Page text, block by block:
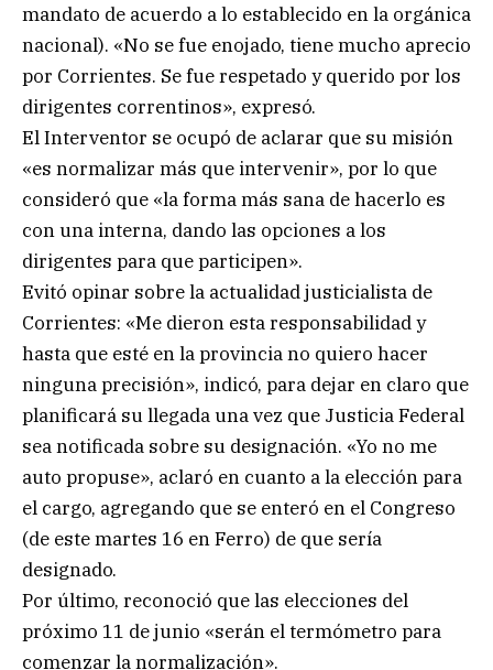
mandato de acuerdo a lo establecido en la orgánica
nacional). «No se fue enojado, tiene mucho aprecio
por Corrientes. Se fue respetado y querido por los
dirigentes correntinos», expresó.
El Interventor se ocupó de aclarar que su misión
«es normalizar más que intervenir», por lo que
consideró que «la forma más sana de hacerlo es
con una interna, dando las opciones a los
dirigentes para que participen».
Evitó opinar sobre la actualidad justicialista de
Corrientes: «Me dieron esta responsabilidad y
hasta que esté en la provincia no quiero hacer
ninguna precisión», indicó, para dejar en claro que
planificará su llegada una vez que Justicia Federal
sea notificada sobre su designación. «Yo no me
auto propuse», aclaró en cuanto a la elección para
el cargo, agregando que se enteró en el Congreso
(de este martes 16 en Ferro) de que sería
designado.
Por último, reconoció que las elecciones del
próximo 11 de junio «serán el termómetro para
comenzar la normalización».